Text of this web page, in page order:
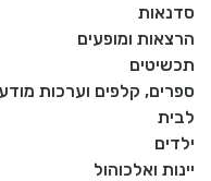
סדנאות
הרצאות ומופעים
תכשיטים
ספרים, קלפים וערכות
לבית
ילדים
יינות ואלכוהול